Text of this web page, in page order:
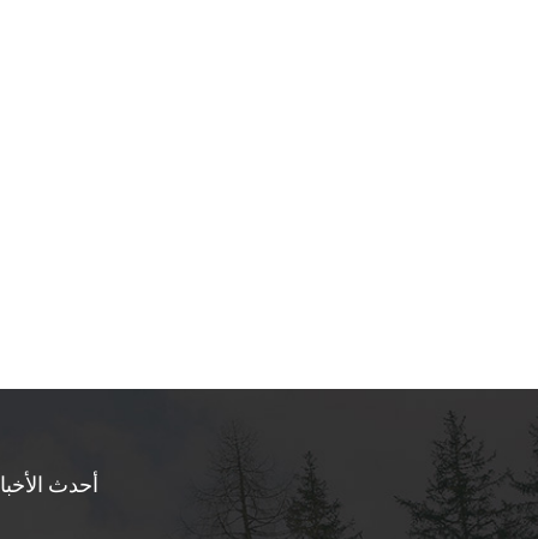
أحدث